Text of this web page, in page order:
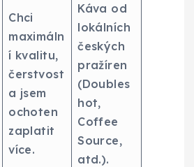
Chci
maximáln
í kvalitu,
čerstvost
a jsem
ochoten
zaplatit
více.
Káva od
lokálních
českých
pražíren
(Doubles
hot,
Coffee
Source,
atd.).